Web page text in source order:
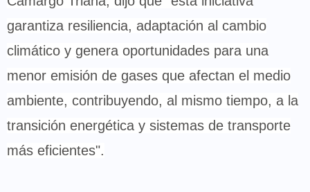
garantiza resiliencia, adaptación al cambio
climático y genera oportunidades para una
menor emisión de gases que afectan el medio
ambiente, contribuyendo, al mismo tiempo, a la
transición energética y sistemas de transporte
más eficientes".